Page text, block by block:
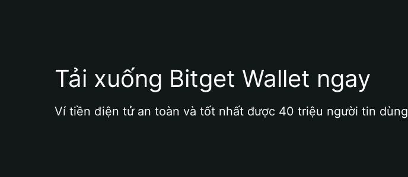
Tải xuống Bitget Wallet ngay
Ví tiền điện tử an toàn và tốt nhất được 40 triệu người tin dùng